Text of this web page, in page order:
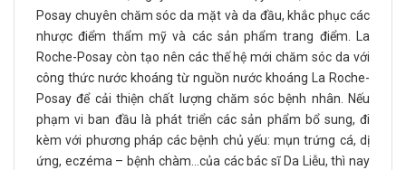
Posay chuyên chăm sóc da mặt và da đầu, khắc phục các
nhược điểm thẩm mỹ và các sản phẩm trang điểm. La
Roche-Posay còn tạo nên các thế hệ mới chăm sóc da với
công thức nước khoáng từ nguồn nước khoáng La Roche-
Posay để cải thiện chất lượng chăm sóc bệnh nhân. Nếu
phạm vi ban đầu là phát triển các sản phẩm bổ sung, đi
kèm với phương pháp các bệnh chủ yếu: mụn trứng cá, dị
ứng, eczéma – bệnh chàm…của các bác sĩ Da Liễu, thì nay